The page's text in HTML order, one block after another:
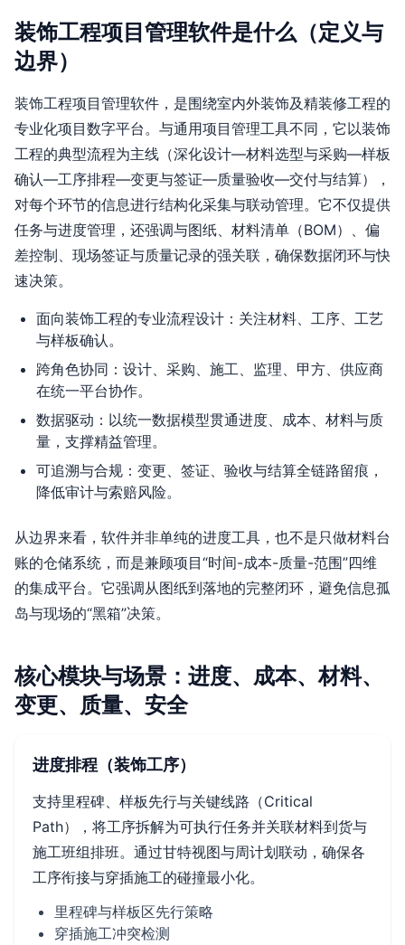
装饰工程项目管理软件是什么（定义与
边界）
装饰工程项目管理软件，是围绕室内外装饰及精装修工程的
专业化项目数字平台。与通用项目管理工具不同，它以装饰
工程的典型流程为主线（深化设计—材料选型与采购—样板
确认—工序排程—变更与签证—质量验收—交付与结算），
对每个环节的信息进行结构化采集与联动管理。它不仅提供
任务与进度管理，还强调与图纸、材料清单（BOM）、偏
差控制、现场签证与质量记录的强关联，确保数据闭环与快
速决策。
面向装饰工程的专业流程设计：关注材料、工序、工艺
与样板确认。
跨角色协同：设计、采购、施工、监理、甲方、供应商
在统一平台协作。
数据驱动：以统一数据模型贯通进度、成本、材料与质
量，支撑精益管理。
可追溯与合规：变更、签证、验收与结算全链路留痕，
降低审计与索赔风险。
从边界来看，软件并非单纯的进度工具，也不是只做材料台
账的仓储系统，而是兼顾项目“时间-成本-质量-范围”四维
的集成平台。它强调从图纸到落地的完整闭环，避免信息孤
岛与现场的“黑箱”决策。
核心模块与场景：进度、成本、材料、
变更、质量、安全
进度排程（装饰工序）
支持里程碑、样板先行与关键线路（Critical
Path），将工序拆解为可执行任务并关联材料到货与
施工班组排班。通过甘特视图与周计划联动，确保各
工序衔接与穿插施工的碰撞最小化。
里程碑与样板区先行策略
穿插施工冲突检测